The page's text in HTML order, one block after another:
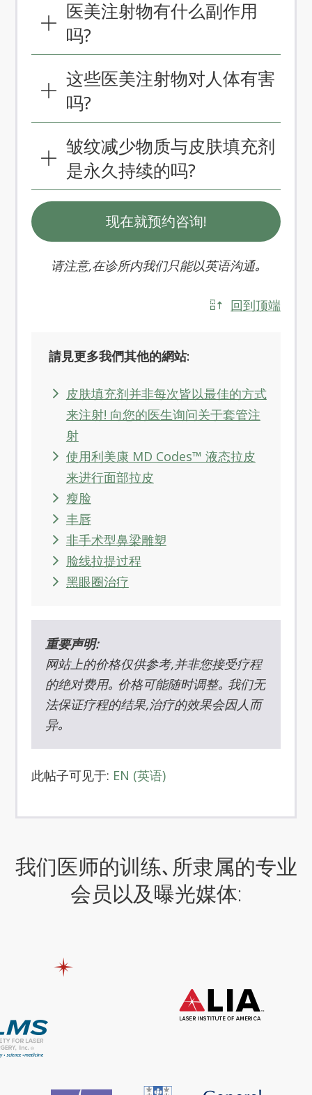
医美注射物有什么副作用
吗?
这些医美注射物对人体有害
吗?
皱纹减少物质与皮肤填充剂
是永久持续的吗?
现在就预约咨询!
请注意,在诊所内我们只能以英语沟通｡
回到顶端
請見更多我們其他的網站:
皮肤填充剂并非每次皆以最佳的方式
来注射! 向您的医生询问关于套管注
射
使用利美康 MD Codes™ 液态拉皮
来进行面部拉皮
瘦脸
丰唇
非手术型鼻梁雕塑
脸线拉提过程
黑眼圈治疗
重要声明:
网站上的价格仅供参考,并非您接受疗程
的绝对费用｡ 价格可能随时调整｡ 我们无
法保证疗程的结果,治疗的效果会因人而
异｡
此帖子可见于: EN (英语)
我们医师的训练､所隶属的专业
会员以及曝光媒体: